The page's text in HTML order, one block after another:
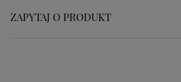
ZAPYTAJ O PRODUKT